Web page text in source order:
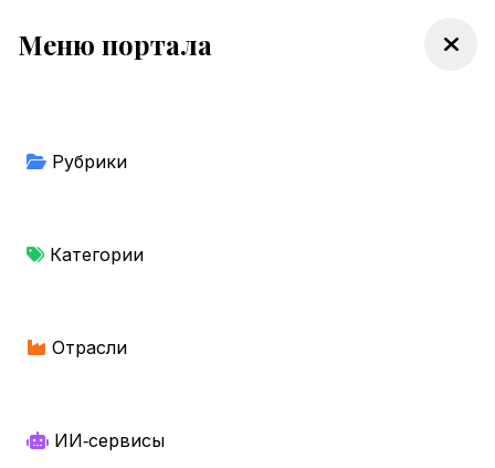
Меню портала
Рубрики
Категории
Отрасли
ИИ‑сервисы